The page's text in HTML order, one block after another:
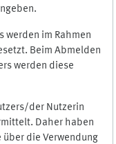
werden im Rahmen
Beim Abmelden
werden diese
der Nutzerin
Daher haben
die Verwendung